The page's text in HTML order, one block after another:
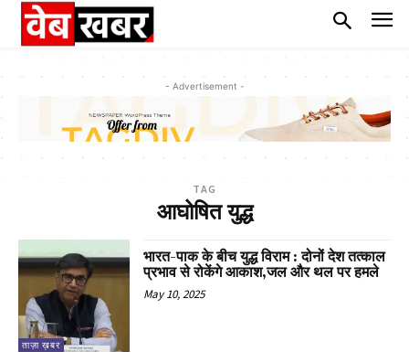
- Advertisement -
TAG
आघोषित युद्ध
ताज़ा ख़बर
भारत-पाक के बीच युद्ध विराम : दोनों देश तत्काल
प्रभाव से रोकेंगे आकाश,जल और थल पर हमले
May 10, 2025